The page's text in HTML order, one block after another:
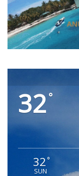
32 °
32°
SUN